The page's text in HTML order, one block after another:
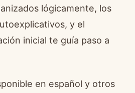
lógicamente, los
y el
inicial te guía paso a
en español y otros